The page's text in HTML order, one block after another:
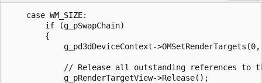
    case WM_SIZE:
        if (g_pSwapChain)
        {
g_pd3dDeviceContext-
// Release all outstanding references to
            g_pRenderTargetView->Release();